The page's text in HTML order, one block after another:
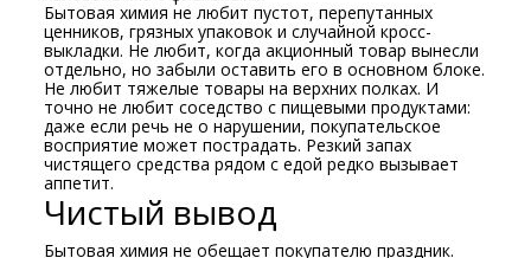
Бытовая химия не любит пустот, перепутанных
ценников, грязных упаковок и случайной кросс-
выкладки. Не любит, когда акционный товар вынесли
отдельно, но забыли оставить его в основном блоке.
Не любит тяжелые товары на верхних полках. И
точно не любит соседство с пищевыми продуктами:
даже если речь не о нарушении, покупательское
восприятие может пострадать. Резкий запах
чистящего средства рядом с едой редко вызывает
аппетит.
Чистый вывод
Бытовая химия не обещает покупателю праздник.